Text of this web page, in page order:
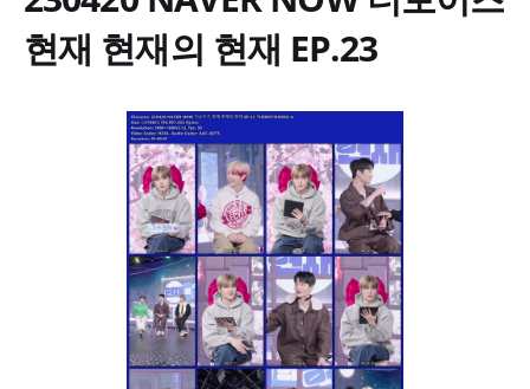
현재 현재의 현재 EP.23